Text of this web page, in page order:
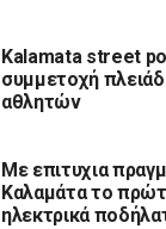
Kalamata street
συμμετοχή
αθλητών
Με επιτυχια
Καλαμάτα το
ηλεκτρικά